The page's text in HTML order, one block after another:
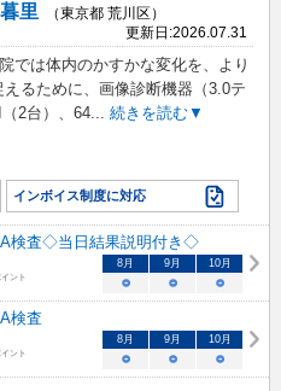
里
（東京都 荒川区）
更新日:2026.07.31
では体内のかすかな変化を、より
えるために、画像診断機器（3.0テ
2台）、64... 続きを読む▼
インボイス制度に対応
検査◇当日結果説明付き◇
イント
8月 9月 10月
○ ○ ○
検査
イント
8月 9月 10月
○ ○ ○